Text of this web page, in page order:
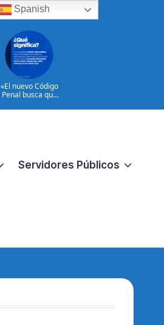
«El nuevo Código
Penal busca que
extremos no
Servidores Públicos
Spanish